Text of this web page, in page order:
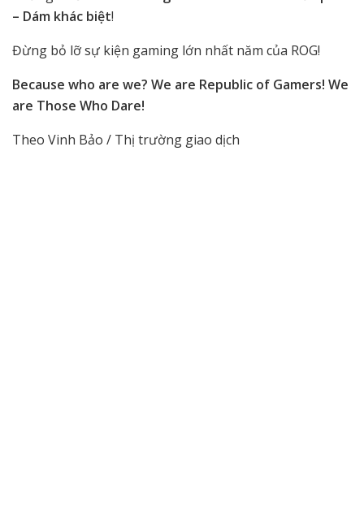
– Dám khác biệt!
Đừng bỏ lỡ sự kiện gaming lớn nhất năm của ROG!
Because who are we? We are Republic of Gamers! We
are Those Who Dare!
Theo Vinh Bảo / Thị trường giao dịch